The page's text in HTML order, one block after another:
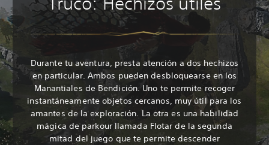
Durante tu aventura, presta atención a dos hechizos
en particular. Ambos pueden desbloquearse en los
Manantiales de Bendición. Uno te permite recoger
instantáneamente objetos cercanos, muy útil para los
amantes de la exploración. La otra es una habilidad
mágica de parkour llamada Flotar de la segunda
mitad del juego que te permite descender